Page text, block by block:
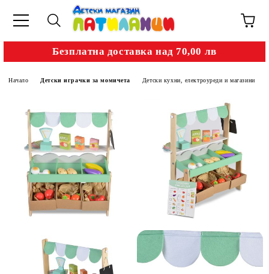
Безплатна доставка над 70,00 лв
Начало Детски играчки за момичета Детски кухни, електроуреди и магазини